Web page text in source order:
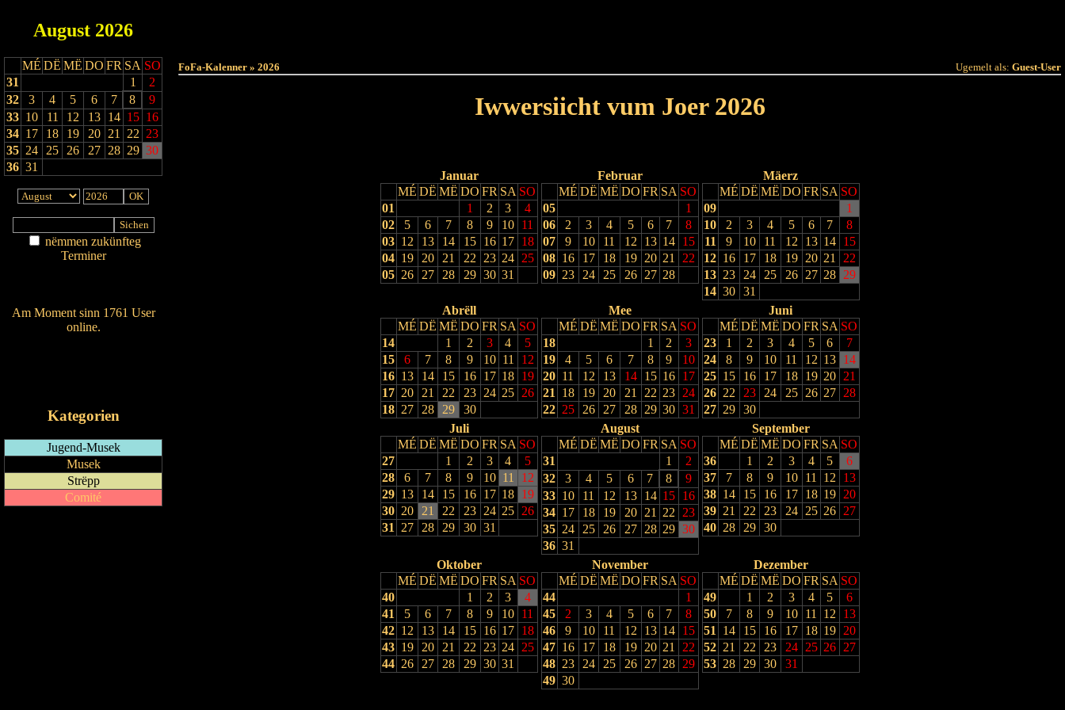
August 2026
MÉ DË MË DO FR SA SO
31
1
2
32
3 4 5 6 7 8
9
33 10 11 12 13 14 15 16
34 17 18 19 20 21 22 23
35 24 25 26 27 28 29 30
36 31
nëmmen zukünfteg
Terminer
Am Moment sinn 1761 User
online.
Kategorien
Jugend-Musek
Musek
Strëpp
Comité
FoFa-Kalenner » 2026 Ugemelt als: Guest-User
Iwwersiicht vum Joer 2026
Januar
MÉ DË MË DO FR SA SO
01
1 2 3
4
02
5 6 7 8 9 10 11
03 12 13 14 15 16 17 18
04 19 20 21 22 23 24 25
05 26 27 28 29 30 31
Februar
MÉ DË MË DO FR SA SO
05
1
06
2 3 4 5 6 7
8
07
9 10 11 12 13 14 15
08 16 17 18 19 20 21
22
09 23 24 25 26 27 28
Mäerz
MÉ DË MË DO FR SA SO
09
1
10
2 3 4 5 6 7
8
11
9 10 11 12 13 14 15
12 16 17 18 19 20 21
22
13 23 24 25 26 27 28 29
14 30
31
Abrëll
MÉ DË MË DO FR SA SO
14
1 2 3 4
5
15
6 7 8 9 10 11
12
16 13 14 15 16 17 18 19
17 20 21 22 23 24 25 26
18 27 28 29 30
Mee
MÉ DË MË DO FR SA SO
18
1 2
3
19
4 5 6 7 8 9
10
20 11 12 13 14 15 16 17
21
18 19 20 21 22 23 24
22 25 26 27 28 29 30 31
Juni
MÉ DË MË DO FR SA SO
23
1 2 3 4 5 6
7
24
8 9 10 11 12 13 14
25 15 16 17 18 19 20 21
26 22 23 24 25 26 27 28
27 29
30
Juli
MÉ DË MË DO FR SA SO
27
1 2 3 4
5
28
6 7 8 9 10 11
12
29 13 14 15 16 17 18 19
30 20 21 22 23 24 25 26
31
27 28 29 30 31
August
MÉ DË MË DO FR SA SO
31
1
2
32
3 4 5 6 7 8
9
33 10 11 12 13 14 15 16
34 17 18 19 20 21 22
23
35 24 25 26 27 28 29 30
36 31
September
MÉ DË MË DO FR SA SO
36
1 2 3 4 5
6
37
7 8 9 10 11 12
13
38 14 15 16 17 18 19 20
39 21 22 23 24 25 26 27
40 28 29 30
Oktober
MÉ DË MË DO FR SA SO
40
1 2 3
4
41
5 6 7 8 9 10 11
42 12 13 14 15 16 17 18
43 19 20 21 22 23 24 25
44 26 27 28 29 30 31
November
MÉ DË MË DO FR SA SO
44
1
45
2 3 4 5 6 7
8
46
9 10 11 12 13 14 15
47 16 17 18 19 20 21
22
48 23 24 25 26 27 28 29
49 30
Dezember
MÉ DË MË DO FR SA SO
49
1 2 3 4 5
6
50
7 8 9 10 11 12
13
51
14 15 16 17 18 19 20
52 21 22 23 24 25 26 27
53 28 29 30 31